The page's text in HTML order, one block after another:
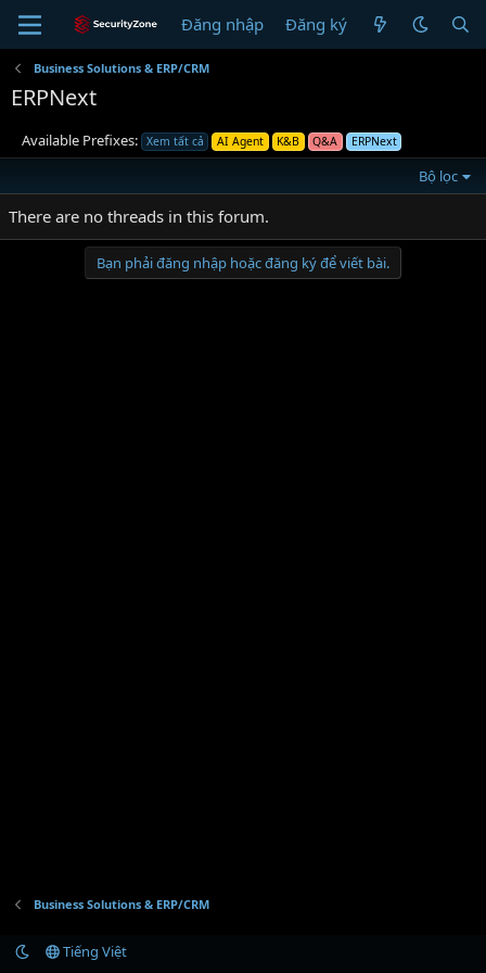
Đăng nhập Đăng ký
Business Solutions & ERP/CRM
ERPNext
Available Prefixes: Xem tất cả AI Agent K&B Q&A ERPNext
Bộ lọc
There are no threads in this forum.
Bạn phải đăng nhập hoặc đăng ký để viết bài.
Business Solutions & ERP/CRM
Tiếng Việt